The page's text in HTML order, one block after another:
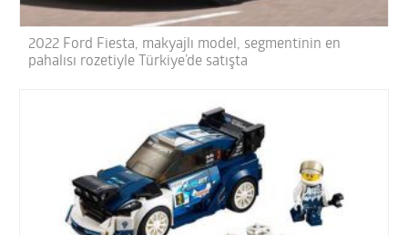
2022 Ford Fiesta, makyajlı model, segmentinin en
pahalısı rozetiyle Türkiye’de satışta